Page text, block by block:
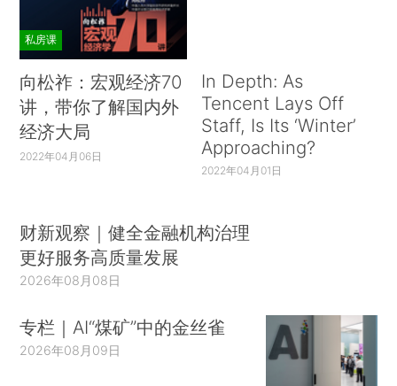
私房课
向松祚：宏观经济70
讲，带你了解国内外
经济大局
2022年04月06日
In Depth: As
Tencent Lays Off
Staff, Is Its ‘Winter’
Approaching?
2022年04月01日
财新观察｜健全金融机构治理
更好服务高质量发展
2026年08月08日
专栏｜AI“煤矿”中的金丝雀
2026年08月09日